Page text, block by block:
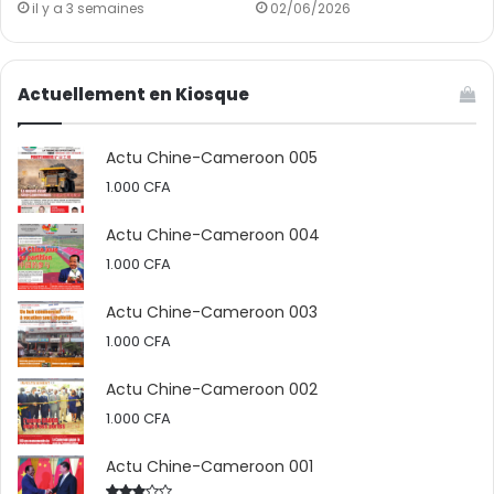
de 10,6 milliards de yuans et un chiffre d’affaires de 35
milliards de yuans, avec une production annuelle
il y a 3 semaines 02/06/2026
Actuellement en Kiosque
Actu Chine-Cameroon 005
1.000 CFA
Actu Chine-Cameroon 004
1.000 CFA
Actu Chine-Cameroon 003
1.000 CFA
Actu Chine-Cameroon 002
1.000 CFA
Actu Chine-Cameroon 001